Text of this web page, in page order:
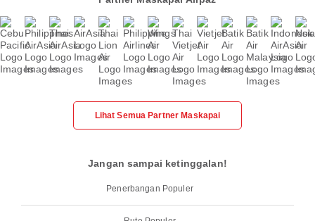
Lihat Semua Partner Maskapai
Jangan sampai ketinggalan!
Penerbangan Populer